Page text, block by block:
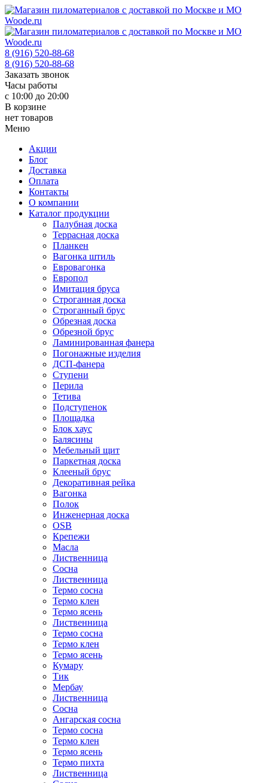
8 (916) 520-88-68
8 (916) 520-88-68
Заказать звонок
Часы работы
с 10:00 до 20:00
В корзине
нет товаров
Меню
Акции
Блог
Доставка
Оплата
Контакты
О компании
Каталог продукции
Палубная доска
Террасная доска
Планкен
Вагонка штиль
Евровагонка
Европол
Имитация бруса
Строганная доска
Строганный брус
Обрезная доска
Обрезной брус
Ламинированная фанера
Погонажные изделия
ДСП-фанера
Ступени
Перила
Тетива
Подступенок
Площадка
Блок хаус
Балясины
Мебельный щит
Паркетная доска
Клееный брус
Декоративная рейка
Вагонка
Полок
Инженерная доска
OSB
Крепежи
Масла
Лиственница
Сосна
Лиственница
Термо сосна
Термо клен
Термо ясень
Лиственница
Термо сосна
Термо клен
Термо ясень
Кумару
Тик
Мербау
Лиственница
Сосна
Ангарская сосна
Термо сосна
Термо клен
Термо ясень
Термо пихта
Лиственница